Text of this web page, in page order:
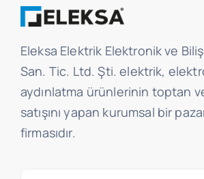
Eleksa Elektrik Elektronik ve
San. Tic. Ltd. Şti. elektrik,
aydınlatma ürünlerinin toptan
satışını yapan kurumsal bir
firmasıdır.